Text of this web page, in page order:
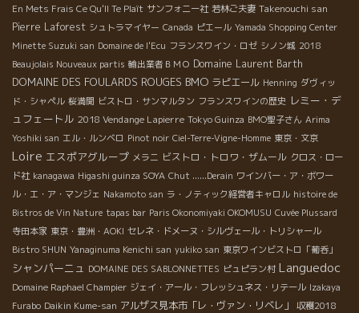
En Mets Frais Ce Qu'Il Te Plaît サンフォニー社 若林ご夫妻 Takenouchi san
Pierre Laforest シュトラマイヤー Canada ピエール Yamada Shopping Center
Minette Suzuki san Domaine de l'Ecu フランスワイン・ロゼ シノン城 2018
Beaujolais Nouveaux partis 輸出業者ＢＭＯ Domaine Laurent Barth
DOMAINE DES FOULARDS ROUGES BMO ラピエール Henning ダヴィッ
ド・シャペル 桜満開 ビストロ・サンマルタン フランスワインの歴史 レミー・デ
ュフェートル 2018 Vendange Lapierre Tokyo Guinza BMO聖子さん Arima
Yoshiki san エル・ルンベロ Pinot noir Ciel-Terre-Vigne-Homme 東京・文京
Loire エスポアグループ メラニ ビストロ・トロワ・ザムール クロス・ロー
ド社 kanagawa Higashi guinza SOYA Chut ......Derain ワインバー・ア・ボワー
ル・エ・ア・マンジェ Nakamoto san ラ・ノティック経営者キャロル histoire de
Bistros de Vin Nature tapas bar Paris Okonomiyaki OKOMUSU Cuvée Plussard
寺田本家 東京・豊洲・AOKI セレネ・ドメーヌ・シルヴェール・トリシャール
Bistro SHUN Yanaginuma Kenichi san yukiko san 東京ワインビストロ「葡呑」
シャンパーニュ DOMAINE DES SABLONNETTES ピュピラン村 Languedoc
Domaine Raphael Champier ジェイ・アール・フレッシュネス・リテール Izakaya
Furabo Daikin Kume-san アルザス見本市「レ・ヴァン・リベレ」
収穫2018